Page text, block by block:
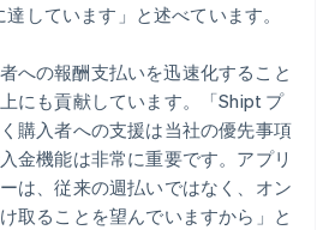
しています」と述べています。
への報酬支払いを迅速化すること
にも貢献しています。「Shipt プ
購入者への支援は当社の優先事項
金機能は非常に重要です。アプリ
は、従来の週払いではなく、オン
取ることを望んでいますから」と